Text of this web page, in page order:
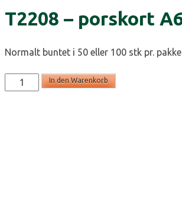
T2208 – porskort
Normalt buntet i 50 eller 100 stk pr. pakke
T2208
-
In den Warenkorb